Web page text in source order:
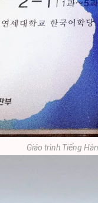
Giáo trình Tiếng